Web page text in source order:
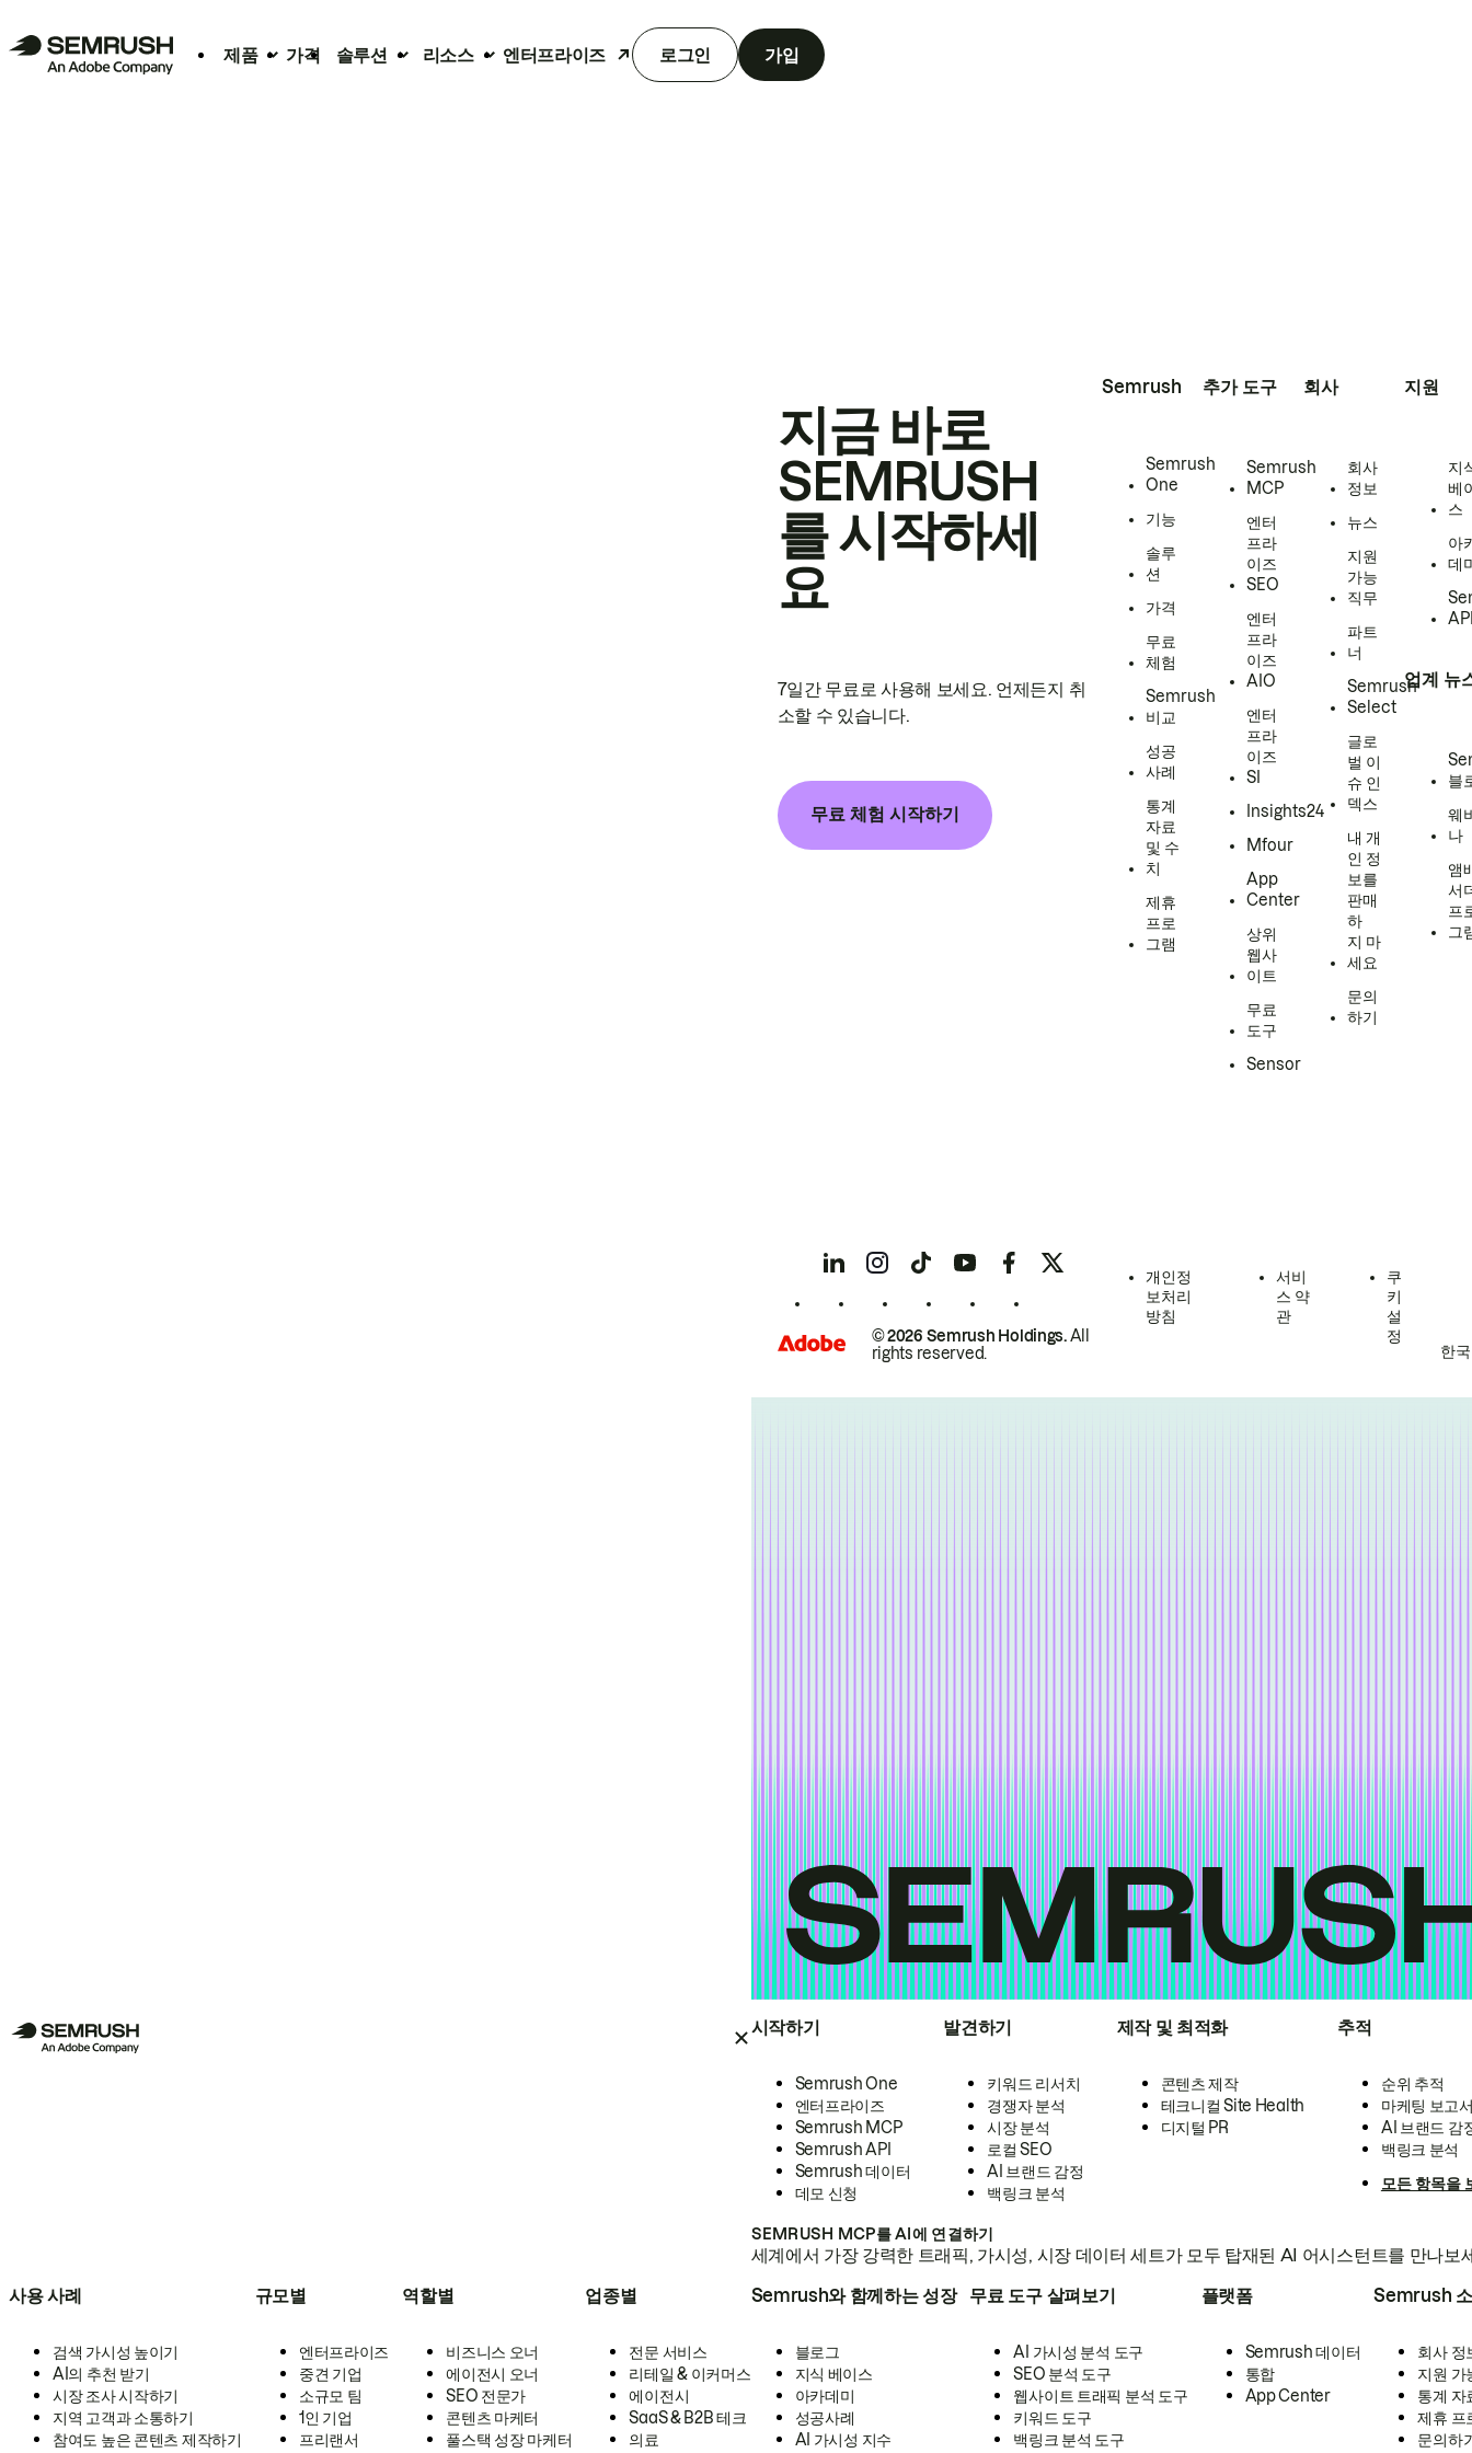
제품 가격 솔루션 리소스 엔터프라이즈 로그인 가입
시작하기
Semrush One
엔터프라이즈
Semrush MCP
Semrush API
Semrush 데이터
데모 신청
발견하기
키워드 리서치
경쟁자 분석
시장 분석
로컬 SEO
AI 브랜드 감정
백링크 분석
제작 및 최적화
콘텐츠 제작
테크니컬 Site Health
디지털 PR
추적
순위 추적
마케팅 보고
AI 브랜드 감
백링크 분석
모든 항목을
SEMRUSH MCP를 AI에 연결하기
세계에서 가장 강력한 트래픽, 가시성, 시장 데이터 세트가 모두 탑재된 AI 어시스턴트를 만나보
사용 사례
검색 가시성 높이기
AI의 추천 받기
시장 조사 시작하기
지역 고객과 소통하기
참여도 높은 콘텐츠 제작하기
규모별
엔터프라이즈
중견 기업
소규모 팀
1인 기업
프리랜서
역할별
비즈니스 오너
에이전시 오너
SEO 전문가
콘텐츠 마케터
풀스택 성장 마케터
업종별
전문 서비스
리테일 & 이커머스
에이전시
SaaS & B2B 테크
의료
Semrush와 함께하는 성장
블로그
지식 베이스
아카데미
성공사례
AI 가시성 지수
무료 도구 살펴보기
AI 가시성 분석 도구
SEO 분석 도구
웹사이트 트래픽 분석 도구
키워드 도구
백링크 분석 도구
플랫폼
Semrush 데이터
통합
App Center
Semrush
회사 정
지원 가
통계 자
제휴 프
문의하
지금 바로
SEMRUSH
를 시작하세
요
7일간 무료로 사용해 보세요. 언제든지 취
소할 수 있습니다.
무료 체험 시작하기
Semrush
Semrush
One
기능
솔루
션
가격
무료
체험
Semrush
비교
성공
사례
통계
자료
및 수
치
제휴
프로
그램
추가 도구
Semrush
MCP
엔터
프라
이즈
SEO
엔터
프라
이즈
AIO
엔터
프라
이즈
SI
Insights24
Mfour
App
Center
상위
웹사
이트
무료
도구
Sensor
회사
회사
정보
뉴스
지원
가능
직무
파트
너
Semrush
Select
글로
벌 이
슈 인
덱스
내 개
인 정
보를
판매
하
지 마
세요
문의
하기
지원
지
베
스
아
데
업계 뉴
블
웨
나
앰
서
프
그
© 2026 Semrush Holdings.All
rights reserved.
개인정
보처리
방침
서비
스 약
관
쿠
키
설
정
한